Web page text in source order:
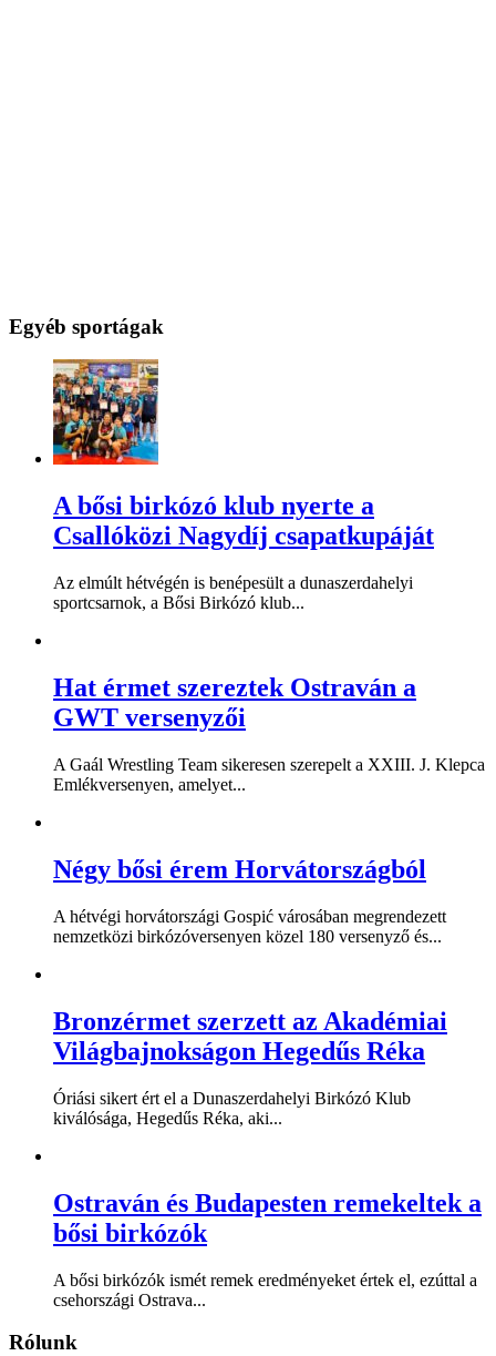
Egyéb sportágak
A bősi birkózó klub nyerte a
Csallóközi Nagydíj csapatkupáját
Az elmúlt hétvégén is benépesült a dunaszerdahelyi
sportcsarnok, a Bősi Birkózó klub...
Hat érmet szereztek Ostraván a
GWT versenyzői
A Gaál Wrestling Team sikeresen szerepelt a XXIII. J. Klepca
Emlékversenyen, amelyet...
Négy bősi érem Horvátországból
A hétvégi horvátországi Gospić városában megrendezett
nemzetközi birkózóversenyen közel 180 versenyző és...
Bronzérmet szerzett az Akadémiai
Világbajnokságon Hegedűs Réka
Óriási sikert ért el a Dunaszerdahelyi Birkózó Klub
kiválósága, Hegedűs Réka, aki...
Ostraván és Budapesten remekeltek a
bősi birkózók
A bősi birkózók ismét remek eredményeket értek el, ezúttal a
csehországi Ostrava...
Rólunk